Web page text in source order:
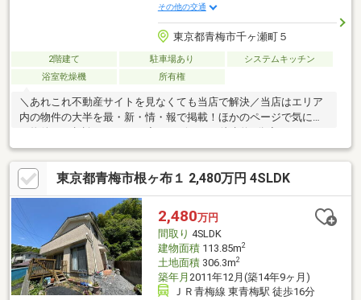
その他の交通
東京都青梅市千ヶ瀬町５
2階建て 駐車場あり
システムキッチン
浴室乾燥機
所有権
＼あれこれ不動産サイトを見なくても当店で解決／当店はエリア
内の物件の大半を最・新・情・報で掲載！ほかのページで気にな
まで徒歩約6分◆ドラッグストアまで徒歩約6分◆豊富な収納スペ
ース◆庭あり◆閑静な住宅街◆私道の持分は分譲した会社が所有
しています東京都青梅市根ヶ布１ 2,480万円 4SLDK
2,480万円
間取り 4SLDK
建物面積113.85m2
土地面積306.3m2
築年月 2011年12月(築14年9ヶ月)
ＪＲ青梅線 東青梅駅 徒歩16分